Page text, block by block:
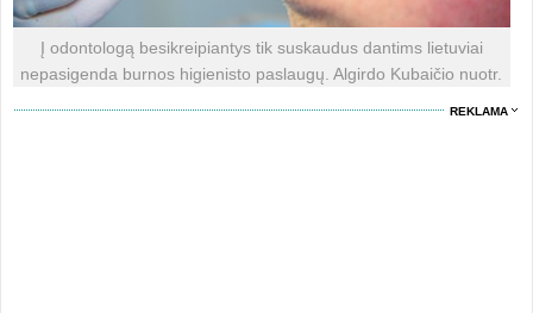
Į odontologą besikreipiantys tik suskaudus dantims lietuviai
nepasigenda burnos higienisto paslaugų. Algirdo Kubaičio nuotr.
REKLAMA